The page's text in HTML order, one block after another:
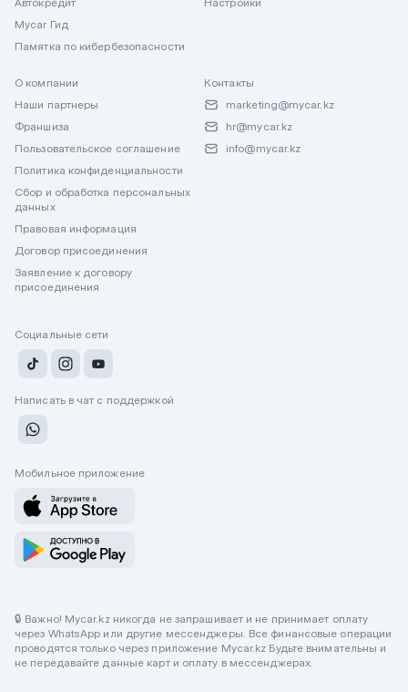
Mycar Гид
Памятка по кибербезопасности
О компании
Наши партнеры
Франшиза
Пользовательское соглашение
Политика конфиденциальности
Сбор и обработка персональных
данных
Правовая информация
Договор присоединения
Заявление к договору
присоединения
Контакты
marketing@mycar.kz
hr@mycar.kz
info@mycar.kz
Социальные сети
Написать в чат с поддержкой
Мобильное приложение
🔒 Важно! Mycar.kz никогда не запрашивает и не принимает оплату
через WhatsApp или другие мессенджеры. Все финансовые операции
проводятся только через приложение Mycar.kz Будьте внимательны и
не передавайте данные карт и оплату в мессенджерах.